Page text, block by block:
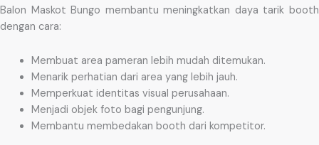
Balon Maskot Bungo membantu meningkatkan daya tarik booth
dengan cara:
Membuat area pameran lebih mudah ditemukan.
Menarik perhatian dari area yang lebih jauh.
Memperkuat identitas visual perusahaan.
Menjadi objek foto bagi pengunjung.
Membantu membedakan booth dari kompetitor.